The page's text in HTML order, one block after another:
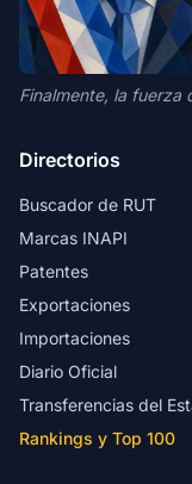
Finalmente, la fuerza
Directorios
Buscador de RUT
Marcas INAPI
Patentes
Exportaciones
Importaciones
Diario Oficial
Transferencias del
Rankings y Top 100